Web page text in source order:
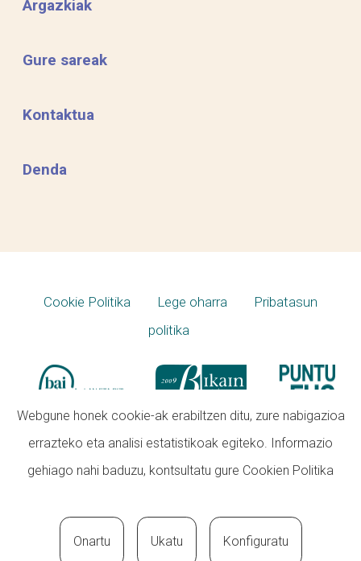
Argazkiak
Gure sareak
Kontaktua
Denda
Cookie Politika Lege oharra
Pribatasun
politika
Webgune honek cookie-ak erabiltzen ditu, zure nabigazioa
errazteko eta analisi estatistikoak egiteko. Informazio
gehiago nahi baduzu, kontsultatu gure Cookien Politika
Onartu Ukatu Konfiguratu